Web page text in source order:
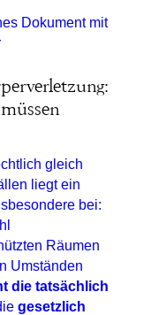
gleich
liegt ein
bei:
Räumen
Umständen
die tatsächlich
gesetzlich